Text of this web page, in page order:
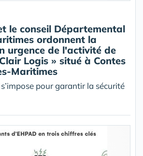
le conseil Départemental
ordonnent la
urgence de l'activité de
Logis » situé à Contes
Maritimes
pour garantir la sécurité